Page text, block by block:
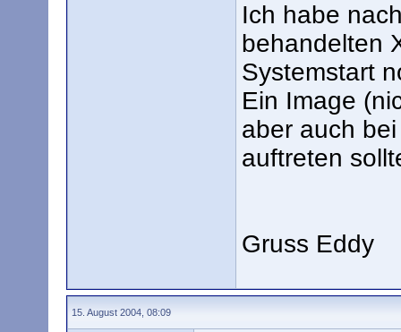
Ich habe
behandelten
Systemstart
Ein Image
aber auch
auftreten
Gruss Eddy
15. August 2004, 08:09